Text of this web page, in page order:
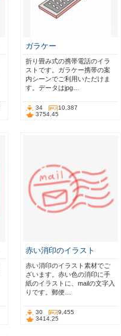
ガラケー
折り畳み式の携帯電話のイラ
ストです。ガラケー携帯の案
内シーンでご利用いただけま
す。データはjpg…
34
10,387
3754.45
赤い消印のイラスト
赤い消印のイラスト素材でご
ざいます。赤い色の消印に手
紙のイラストに、mailの文字入
りです。郵便…
30
9,455
3414.25